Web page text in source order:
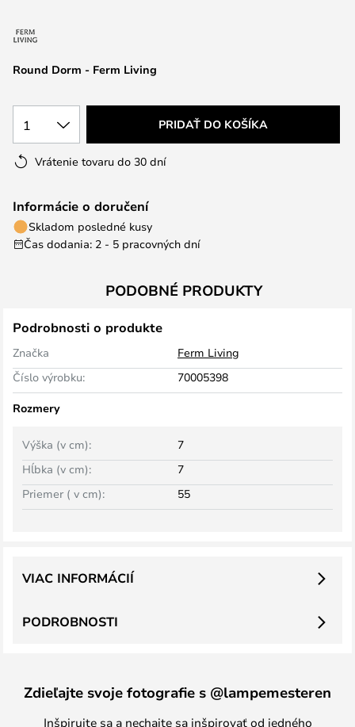
Round Dorm - Ferm Living
1 PRIDAŤ DO KOŠÍKA
Vrátenie tovaru do 30 dní
Informácie o doručení
Skladom posledné kusy
Čas dodania: 2 - 5 pracovných dní
PODOBNÉ PRODUKTY
Podrobnosti o produkte
Značka
Ferm Living
Číslo výrobku:
70005398
Rozmery
Výška (v cm):
7
Hĺbka (v cm):
7
Priemer ( v cm):
55
PODROBNOSTI
VIAC INFORMÁCIÍ
Zdieľajte svoje fotografie s @lampemesteren
Inšpirujte sa a nechajte sa inšpirovať od jedného